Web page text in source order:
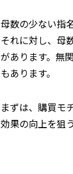
母数の少ない指
それに対し、母
があります。無
もあります。
まずは、購買モ
効果の向上を狙